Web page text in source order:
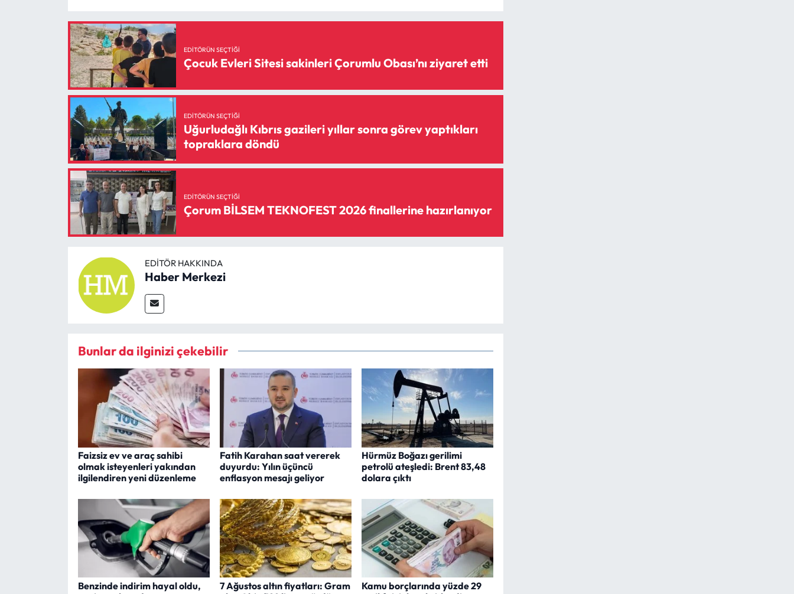
EDITÖRÜN SEÇTIĞI
Çocuk Evleri Sitesi sakinleri Çorumlu Obası’nı ziyaret etti
EDITÖRÜN SEÇTIĞI
Uğurludağlı Kıbrıs gazileri yıllar sonra görev yaptıkları
topraklara döndü
EDITÖRÜN SEÇTIĞI
Çorum BİLSEM TEKNOFEST 2026 finallerine hazırlanıyor
EDITÖR HAKKINDA
Haber Merkezi
Bunlar da ilginizi çekebilir
Faizsiz ev ve araç sahibi
olmak isteyenleri yakından
ilgilendiren yeni düzenleme
Fatih Karahan saat vererek
duyurdu: Yılın üçüncü
enflasyon mesajı geliyor
Hürmüz Boğazı gerilimi
petrolü ateşledi: Brent 83,48
dolara çıktı
Benzinde indirim hayal oldu,
7 Ağustos altın fiyatları: Gram
Kamu borçlarında yüzde 29